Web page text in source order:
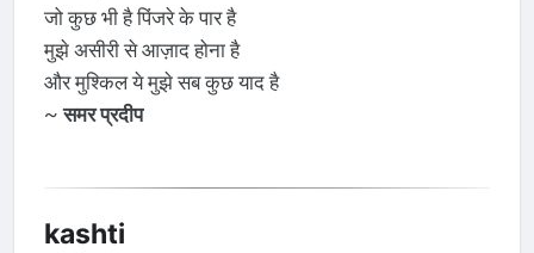
जो कुछ भी है पिंजरे के पार है
मुझे असीरी से आज़ाद होना है
और मुश्किल ये मुझे सब कुछ याद है
~समर प्रदीप
kashti